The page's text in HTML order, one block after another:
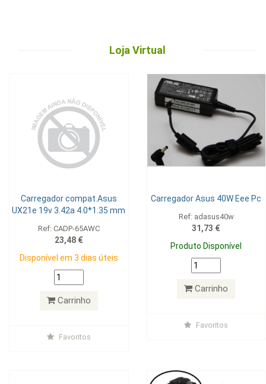
Loja Virtual
Carregador compat.Asus
UX21e 19v 3.42a 4.0*1.35 mm
Ref: CADP-65AWC
23,48 €
Disponível em 3 dias úteis
Carrinho
Favoritos
Carregador Asus 40W Eee Pc
Ref: adasus40w
31,73 €
Produto Disponível
Carrinho
Favoritos